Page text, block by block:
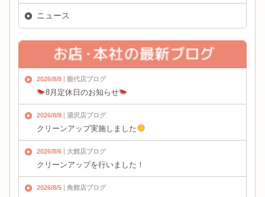
ニュース
2026/8/8 能代店ブログ
8月定休日のお知らせ
2026/8/8 湯沢店ブログ
クリーンアップ実施しました
2026/8/6 大館店ブログ
クリーンアップを行いました！
2026/8/5 角館店ブログ